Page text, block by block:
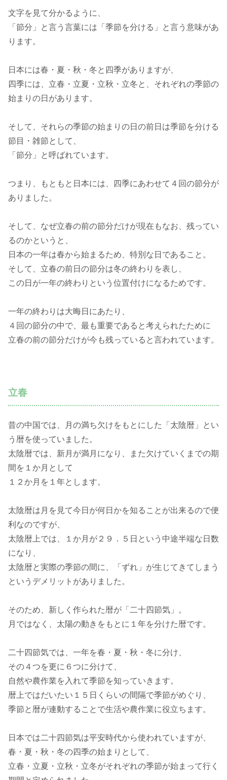
文字を見て分かるように、
「節分」と言う言葉には「季節を分ける」と言う意味があ
ります。
日本には春・夏・秋・冬と四季がありますが、
四季には、立春・立夏・立秋・立冬と、それぞれの季節の
始まりの日があります。
そして、それらの季節の始まりの日の前日は季節を分ける
節目・雑節として、
「節分」と呼ばれています。
つまり、もともと日本には、四季にあわせて４回の節分が
ありました。
そして、なぜ立春の前の節分だけが現在もなお、残ってい
るのかというと、
日本の一年は春から始まるため、特別な日であること。
そして、立春の前日の節分は冬の終わりを表し、
この日が一年の終わりという位置付けになるためです。
一年の終わりは大晦日にあたり、
４回の節分の中で、最も重要であると考えられたために
立春の前の節分だけが今も残っていると言われています。
立春
昔の中国では、月の満ち欠けをもとにした「太陰暦」とい
う暦を使っていました。
太陰暦では、新月が満月になり、また欠けていくまでの期
間を１か月として
１２か月を１年とします。
太陰暦は月を見て今日が何日かを知ることが出来るので便
利なのですが、
太陰暦上では、１か月が２９．５日という中途半端な日数
になり、
太陰暦と実際の季節の間に、「ずれ」が生じてきてしまう
というデメリットがありました。
そのため、新しく作られた暦が「二十四節気」。
月ではなく、太陽の動きをもとに１年を分けた暦です。
二十四節気では、一年を春・夏・秋・冬に分け、
その４つを更に６つに分けて、
自然や農作業を入れて季節を知っていきます。
暦上ではだいたい１５日くらいの間隔で季節がめぐり、
季節と暦が連動することで生活や農作業に役立ちます。
日本では二十四節気は平安時代から使われていますが、
春・夏・秋・冬の四季の始まりとして、
立春・立夏・立秋・立冬がそれぞれの季節が始まって行く